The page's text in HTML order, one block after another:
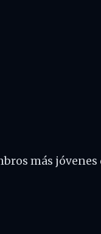
más jóvenes